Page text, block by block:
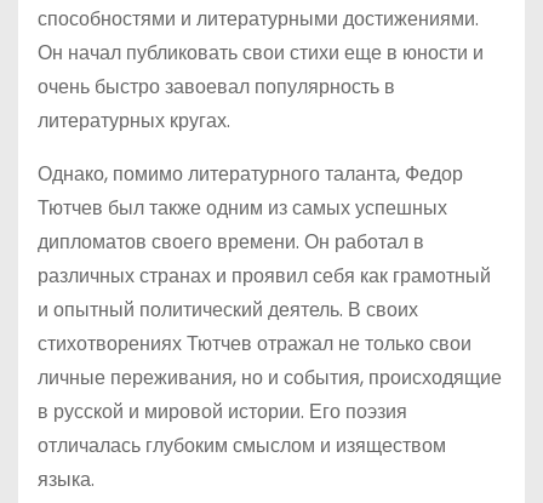
способностями и литературными достижениями.
Он начал публиковать свои стихи еще в юности и
очень быстро завоевал популярность в
литературных кругах.
Однако, помимо литературного таланта, Федор
Тютчев был также одним из самых успешных
дипломатов своего времени. Он работал в
различных странах и проявил себя как грамотный
и опытный политический деятель. В своих
стихотворениях Тютчев отражал не только свои
личные переживания, но и события, происходящие
в русской и мировой истории. Его поэзия
отличалась глубоким смыслом и изяществом
языка.